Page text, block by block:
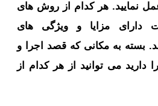
به ۴ روش عمل نمایید. هر کدام از روش های
دارای مزایا و ویژگی های
به مکانی که قصد اجرا و
می توانید از هر کدام از